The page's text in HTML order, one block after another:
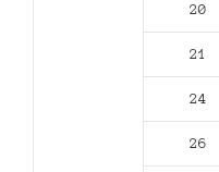
20
21
24
26